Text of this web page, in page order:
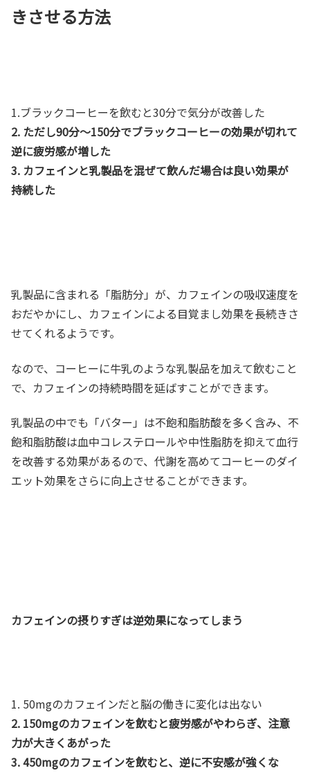
きさせる方法
1.ブラックコーヒーを飲むと30分で気分が改善した
2. ただし90分～150分でブラックコーヒーの効果が切れて
逆に疲労感が増した
3. カフェインと乳製品を混ぜて飲んだ場合は良い効果が
持続した
乳製品に含まれる「脂肪分」が、カフェインの吸収速度を
おだやかにし、カフェインによる目覚まし効果を長続きさ
せてくれるようです。
なので、コーヒーに牛乳のような乳製品を加えて飲むこと
で、カフェインの持続時間を延ばすことができます。
乳製品の中でも「バター」は不飽和脂肪酸を多く含み、不
飽和脂肪酸は血中コレステロールや中性脂肪を抑えて血行
を改善する効果があるので、代謝を高めてコーヒーのダイ
エット効果をさらに向上させることができます。
カフェインの摂りすぎは逆効果になってしまう
1. 50mgのカフェインだと脳の働きに変化は出ない
2. 150mgのカフェインを飲むと疲労感がやわらぎ、注意
力が大きくあがった
3. 450mgのカフェインを飲むと、逆に不安感が強くな